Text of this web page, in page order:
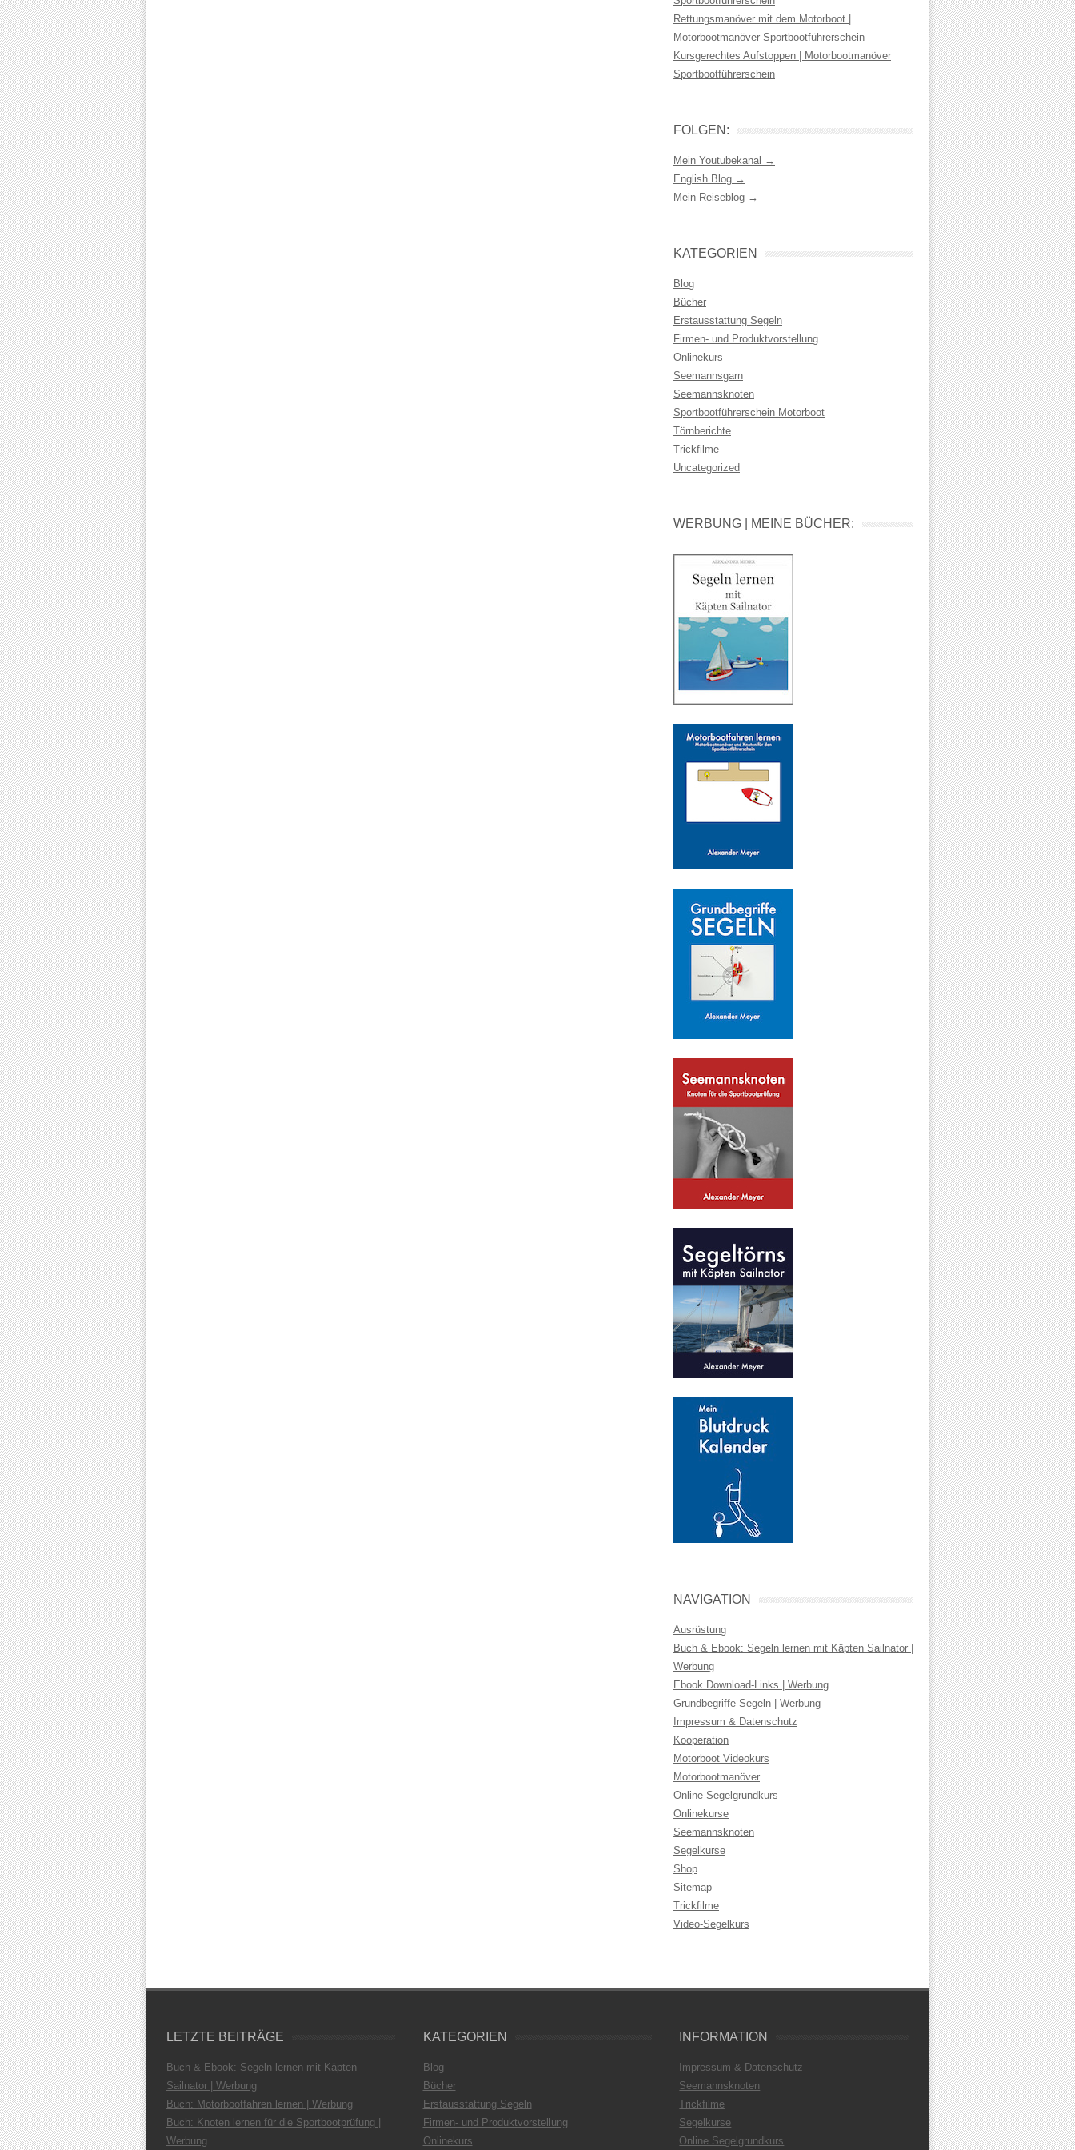
Rettungsmanöver mit dem Motorboot |
Motorbootmanöver Sportbootführerschein
Kursgerechtes Aufstoppen | Motorbootmanöver
Sportbootführerschein
FOLGEN:
Mein Youtubekanal →
English Blog →
Mein Reiseblog →
KATEGORIEN
Blog
Bücher
Erstausstattung Segeln
Firmen- und Produktvorstellung
Onlinekurs
Seemannsgarn
Seemannsknoten
Sportbootführerschein Motorboot
Törnberichte
Trickfilme
Uncategorized
WERBUNG | MEINE BÜCHER:
NAVIGATION
Ausrüstung
Buch & Ebook: Segeln lernen mit Käpten Sailnator |
Werbung
Ebook Download-Links | Werbung
Grundbegriffe Segeln | Werbung
Impressum & Datenschutz
Kooperation
Motorboot Videokurs
Motorbootmanöver
Online Segelgrundkurs
Onlinekurse
Seemannsknoten
Segelkurse
Shop
Sitemap
Trickfilme
Video-Segelkurs
LETZTE BEITRÄGE
Buch & Ebook: Segeln lernen mit Käpten
Sailnator | Werbung
Buch: Motorbootfahren lernen | Werbung
Buch: Knoten lernen für die Sportbootprüfung |
Werbung
KATEGORIEN
Blog
Bücher
Erstausstattung Segeln
Firmen- und Produktvorstellung
Onlinekurs
INFORMATION
Impressum & Datenschutz
Seemannsknoten
Trickfilme
Segelkurse
Online Segelgrundkurs